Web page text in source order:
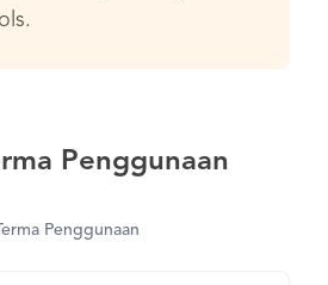
Penggunaan
Penggunaan